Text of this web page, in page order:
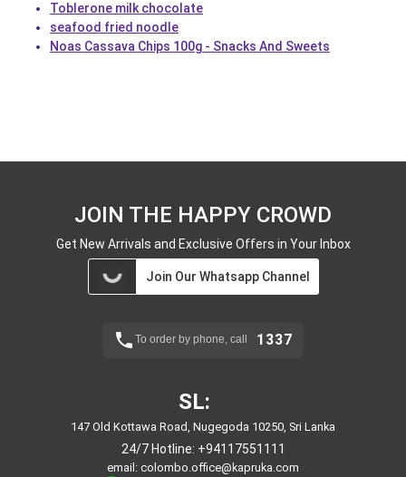
Toblerone milk chocolate
seafood fried noodle
Noas Cassava Chips 100g - Snacks And Sweets
JOIN THE HAPPY CROWD
Get New Arrivals and Exclusive Offers in Your Inbox
Join Our Whatsapp Channel
To order by phone, call 1337
SL:
147 Old Kottawa Road, Nugegoda 10250, Sri Lanka
24/7 Hotline: +94117551111
email: colombo.office@kapruka.com